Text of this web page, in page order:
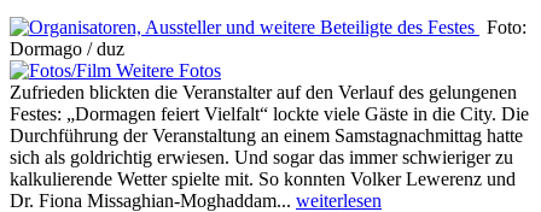
Foto:
Dormago / duz
Weitere Fotos
Zufrieden blickten die Veranstalter auf den Verlauf des gelungenen
Festes: „Dormagen feiert Vielfalt“ lockte viele Gäste in die City. Die
Durchführung der Veranstaltung an einem Samstagnachmittag hatte
sich als goldrichtig erwiesen. Und sogar das immer schwieriger zu
kalkulierende Wetter spielte mit. So konnten Volker Lewerenz und
Dr. Fiona Missaghian-Moghaddam... weiterlesen